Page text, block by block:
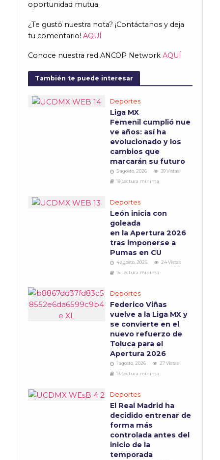
oportunidad mutua.
¿Te gustó nuestra nota? ¡Contáctanos y deja
tu comentario! AQUÍ
Conoce nuestra red ANCOP Network AQUÍ
También te puede interesar
Deportes
Liga MX
Femenil cumplió nue
ve años: así ha
evolucionado y los
cambios que
marcarán su futuro
5 agosto, 2026
39 Vistas
18 Lectura mínima
Deportes
León inicia con
goleada
en la Apertura 2026
tras imponerse a
Pumas en CU
4 agosto, 2026
24 Vistas
16 Lectura mínima
Deportes
Federico Viñas
vuelve a la Liga MX y
se convierte en el
nuevo refuerzo de
Toluca para el
Apertura 2026
1 agosto, 2026
27 Vistas
13 Lectura mínima
Deportes
El Real Madrid ha
decidido entrenar de
forma más
controlada antes del
inicio de la
temporada